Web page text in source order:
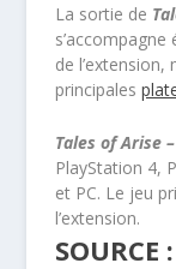
La sortie de
de
principales
Tales of Arise
PlayStation 4,
et PC. Le jeu
l’extension.
SOURCE